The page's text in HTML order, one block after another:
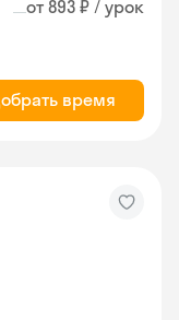
от 893 ₽ / урок
время